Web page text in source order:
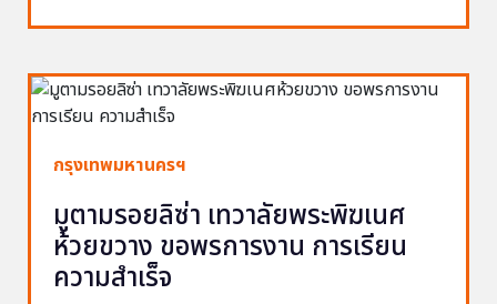
กรุงเทพมหานครฯ
มูตามรอยลิซ่า เทวาลัยพระพิฆเนศ
ห้วยขวาง ขอพรการงาน การเรียน
ความสำเร็จ